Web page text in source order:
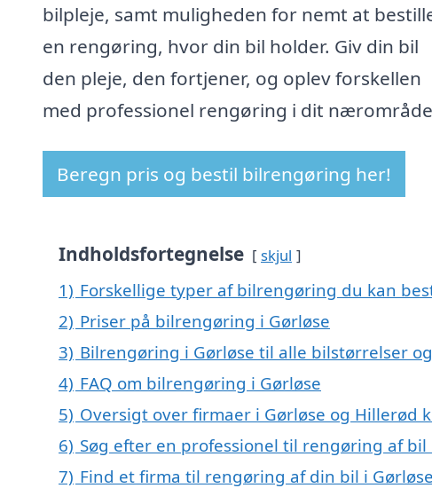
bilpleje, samt muligheden for nemt at
en rengøring, hvor din bil holder. Giv din bil
den pleje, den fortjener, og oplev forskellen
med professionel rengøring i dit
Beregn pris og bestil bilrengøring her!
Indholdsfortegnelse skjul
1) Forskellige typer af bilrengøring du kan
2) Priser på bilrengøring i Gørløse
3) Bilrengøring i Gørløse til alle bilstørrelser
4) FAQ om bilrengøring i Gørløse
5) Oversigt over firmaer i Gørløse og Hillerød
6) Søg efter en professionel til rengøring af
7) Find et firma til rengøring af din bil i